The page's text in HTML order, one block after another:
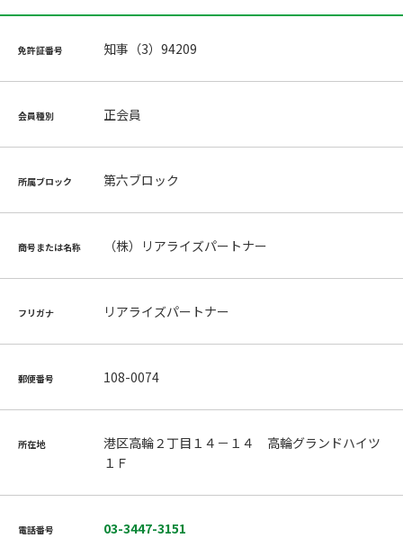
免許証番号 知事（3）94209
会員種別 正会員
所属ブロック 第六ブロック
商号または名称 （株）リアライズパートナー
フリガナ リアライズパートナー
郵便番号 108-0074
所在地
港区高輪２丁目１４－１４ 高輪グランドハイツ
１Ｆ
電話番号 03-3447-3151